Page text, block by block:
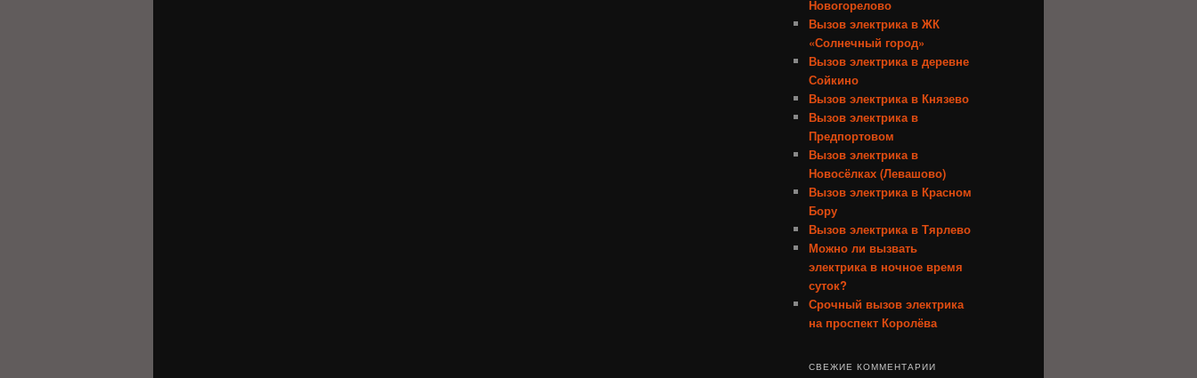
Новогорелово
Вызов электрика в ЖК
«Солнечный город»
Вызов электрика в деревне
Сойкино
Вызов электрика в Князево
Вызов электрика в
Предпортовом
Вызов электрика в
Новосёлках (Левашово)
Вызов электрика в Красном
Бору
Вызов электрика в Тярлево
Можно ли вызвать
электрика в ночное время
суток?
Срочный вызов электрика
на проспект Королёва
СВЕЖИЕ КОММЕНТАРИИ